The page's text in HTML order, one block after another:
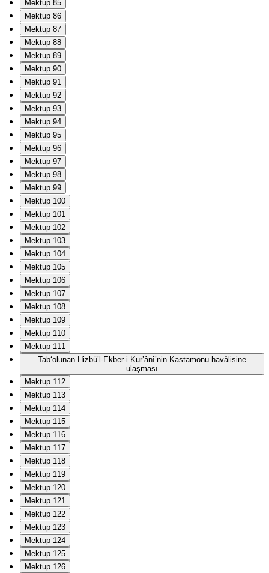
Mektup 85
Mektup 86
Mektup 87
Mektup 88
Mektup 89
Mektup 90
Mektup 91
Mektup 92
Mektup 93
Mektup 94
Mektup 95
Mektup 96
Mektup 97
Mektup 98
Mektup 99
Mektup 100
Mektup 101
Mektup 102
Mektup 103
Mektup 104
Mektup 105
Mektup 106
Mektup 107
Mektup 108
Mektup 109
Mektup 110
Mektup 111
Tab‘olunan Hizbü’l-Ekber-i Kur’ânî’nin Kastamonu havâlisine
ulaşması
Mektup 112
Mektup 113
Mektup 114
Mektup 115
Mektup 116
Mektup 117
Mektup 118
Mektup 119
Mektup 120
Mektup 121
Mektup 122
Mektup 123
Mektup 124
Mektup 125
Mektup 126